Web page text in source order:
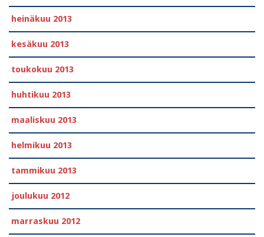
heinäkuu 2013
kesäkuu 2013
toukokuu 2013
huhtikuu 2013
maaliskuu 2013
helmikuu 2013
tammikuu 2013
joulukuu 2012
marraskuu 2012